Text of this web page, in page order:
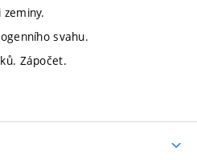
svahu.
Zápočet.